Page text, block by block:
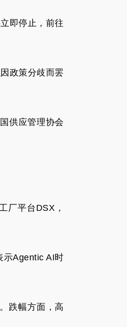
即停止，前往
政策分歧而罢
供应管理协会
厂平台DSX，
示Agentic AI时
跌幅方面，高